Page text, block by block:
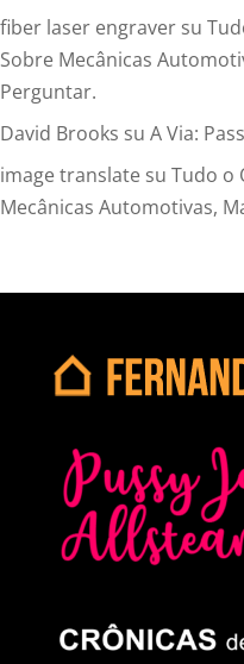
fiber laser engraver su
Sobre Mecânicas
Perguntar.
David Brooks su A Via:
image translate su Tudo o
Mecânicas Automotivas,